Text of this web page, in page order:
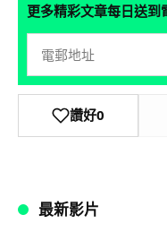
更多精彩文章每日送到
讚好0
最新影片